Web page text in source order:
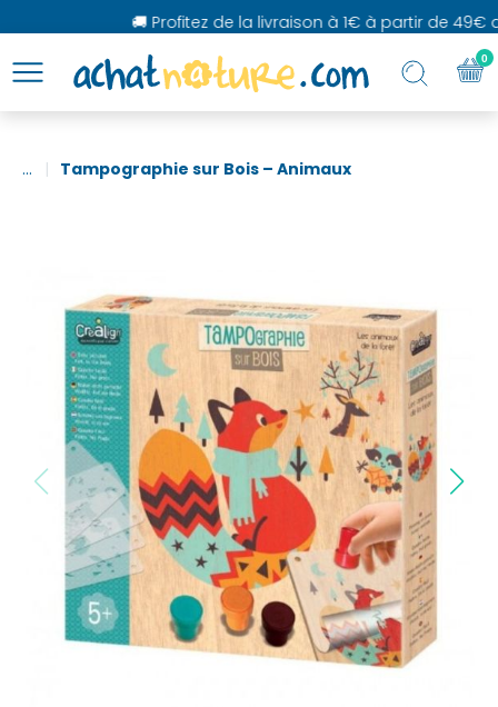
🚚 Profitez de la livraison à 1€ à partir de 49€
... Tampographie sur Bois – Animaux
0